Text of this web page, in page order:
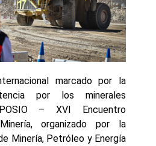
marcado por la
por los minerales
– XVI Encuentro
organizado por la
Minería, Petróleo y Energía